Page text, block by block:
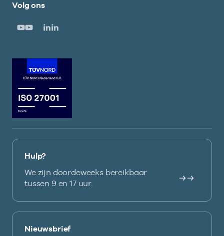
Volg ons
Hulp?
We zijn doordeweeks bereikbaar
tussen 9 en 17 uur.
Nieuwsbrief